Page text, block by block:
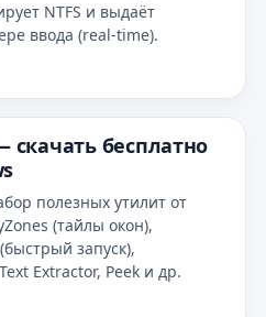
NTFS и выдаёт
ввода (real‑time).
скачать бесплатно
полезных утилит от
(тайлы окон),
запуск),
Extractor, Peek и др.